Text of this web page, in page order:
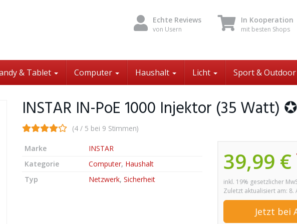
Echte Reviews
von Usern
In Kooperation
mit besten Shops
& Tablet Computer Haushalt Licht Sport & Outdoor
INSTAR IN-PoE 1000 Injektor (35 Watt) ✪
(4 / 5 bei 9 Stimmen)
39,99 €
inkl. 19% gesetzlicher
Zuletzt aktualisiert am: 8.
Jetzt bei
Marke
INSTAR
Kategorie
Computer, Haushalt
Typ
Netzwerk, Sicherheit